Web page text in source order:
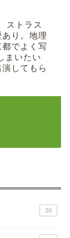
ストラス
り。地理
でよく写
まいたい
してもら
36